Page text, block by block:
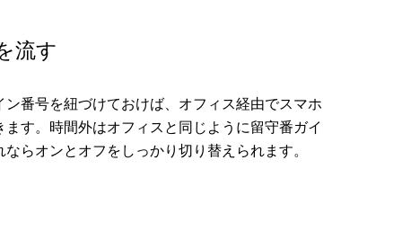
流す
番号を紐づけておけば、オフィス経由でスマホ
す。時間外はオフィスと同じように留守番ガイ
らオンとオフをしっかり切り替えられます。